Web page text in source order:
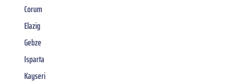
Corum
Elazig
Gebze
Isparta
Kayseri